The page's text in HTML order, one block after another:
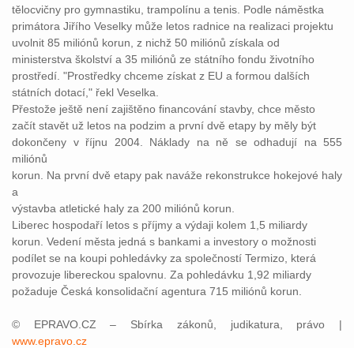
tělocvičny pro gymnastiku, trampolínu a tenis. Podle náměstka
primátora Jiřího Veselky může letos radnice na realizaci projektu
uvolnit 85 miliónů korun, z nichž 50 miliónů získala od
ministerstva školství a 35 miliónů ze státního fondu životního
prostředí. "Prostředky chceme získat z EU a formou dalších
státních dotací," řekl Veselka.
Přestože ještě není zajištěno financování stavby, chce město
začít stavět už letos na podzim a první dvě etapy by měly být
dokončeny v říjnu 2004. Náklady na ně se odhadují na 555
miliónů
korun. Na první dvě etapy pak naváže rekonstrukce hokejové haly
a
výstavba atletické haly za 200 miliónů korun.
Liberec hospodaří letos s příjmy a výdaji kolem 1,5 miliardy
korun. Vedení města jedná s bankami a investory o možnosti
podílet se na koupi pohledávky za společností Termizo, která
provozuje libereckou spalovnu. Za pohledávku 1,92 miliardy
požaduje Česká konsolidační agentura 715 miliónů korun.
© EPRAVO.CZ – Sbírka zákonů, judikatura, právo |
www.epravo.cz